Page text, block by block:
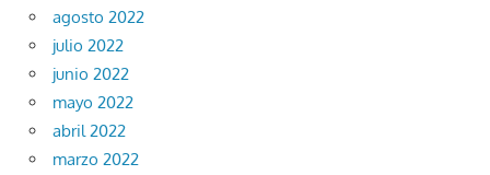
agosto 2022
julio 2022
junio 2022
mayo 2022
abril 2022
marzo 2022